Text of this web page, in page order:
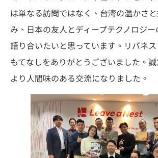
は単なる訪問ではなく、台湾の温かさ
み、日本の友人とディープテクノロジ
語り合いたいと思っています。リバネ
もてなしをありがとうございました。誠
より人間味のある交流になりました。